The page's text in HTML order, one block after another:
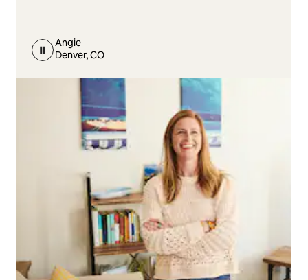
Angie
Denver, CO